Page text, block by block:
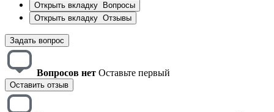
Открыть вкладку
Вопросы
Открыть вкладку Отзывы
Задать вопрос
Вопросов нет Оставьте первый
Оставить отзыв